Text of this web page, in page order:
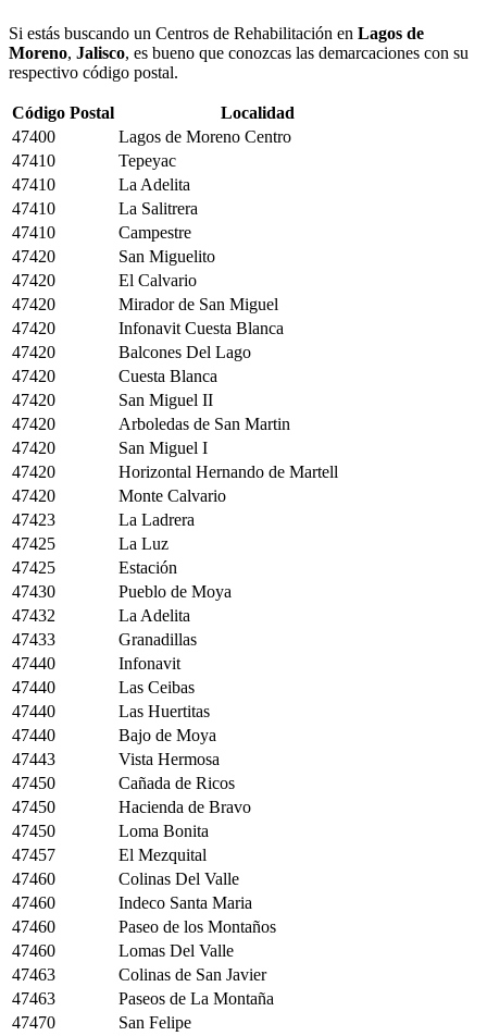
Si estás buscando un Centros de Rehabilitación en Lagos de
Moreno, Jalisco, es bueno que conozcas las demarcaciones con su
respectivo código postal.
Código Postal
Localidad
47400
Lagos de Moreno Centro
47410
Tepeyac
47410
La Adelita
47410
La Salitrera
47410
Campestre
47420
San Miguelito
47420
El Calvario
47420
Mirador de San Miguel
47420
Infonavit Cuesta Blanca
47420
Balcones Del Lago
47420
Cuesta Blanca
47420
San Miguel II
47420
Arboledas de San Martin
47420
San Miguel I
47420
Horizontal Hernando de Martell
47420
Monte Calvario
47423
La Ladrera
47425
La Luz
47425
Estación
47430
Pueblo de Moya
47432
La Adelita
47433
Granadillas
47440
Infonavit
47440
Las Ceibas
47440
Las Huertitas
47440
Bajo de Moya
47443
Vista Hermosa
47450
Cañada de Ricos
47450
Hacienda de Bravo
47450
Loma Bonita
47457
El Mezquital
47460
Colinas Del Valle
47460
Indeco Santa Maria
47460
Paseo de los Montaños
47460
Lomas Del Valle
47463
Colinas de San Javier
47463
Paseos de La Montaña
47470
San Felipe